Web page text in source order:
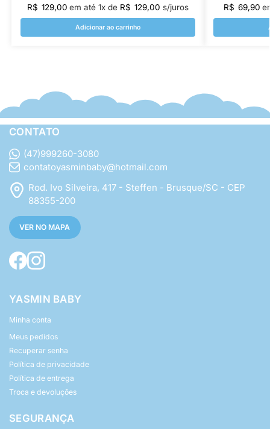
R$ 129,00 em até 1x de R$ 129,00 s/juros
Adicionar ao carrinho
R$ 69,90
CONTATO
(47)999260-3080
contatoyasminbaby@hotmail.com
Rod. Ivo Silveira, 417 - Steffen - Brusque/SC - CEP
88355-200
VER NO MAPA
YASMIN BABY
Minha conta
Meus pedidos
Recuperar senha
Política de privacidade
Política de entrega
Troca e devoluções
SEGURANÇA